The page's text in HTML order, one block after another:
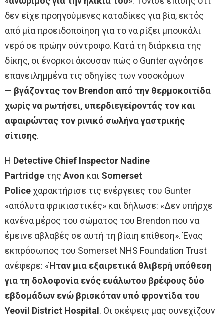
δεν είχε προηγούμενες καταδίκες για βία, εκτός
από μία προειδοποίηση για το να ρίξει μπουκάλι
νερό σε πρώην σύντροφο. Κατά τη διάρκεια της
δίκης, οι ένορκοι άκουσαν πώς ο Gunter αγνόησε
επανειλημμένα τις οδηγίες των νοσοκόμων
— βγάζοντας τον Brendon από την θερμοκοιτίδα
χωρίς να ρωτήσει, υπερδιεγείροντάς τον και
αφαιρώντας τον ρινικό σωλήνα γαστρικής
σίτισης.
Η Detective Chief Inspector Nadine
Partridge της Avon και Somerset
Policeχαρακτήρισε τις ενέργειες του Gunter
«απόλυτα φρικιαστικές» και δήλωσε: «Δεν υπήρχε
κανένα μέρος του σώματος του Brendon που να
έμεινε αβλαβές σε αυτή τη βίαιη επίθεση». Ένας
εκπρόσωπος του Somerset NHS Foundation Trust
ανέφερε: «Ήταν μια εξαιρετικά θλιβερή υπόθεση
για τη δολοφονία ενός ευάλωτου βρέφους δύο
εβδομάδων ενώ βρισκόταν υπό φροντίδα του
Yeovil District Hospital . Οι σκέψεις μας συνεχίζουν